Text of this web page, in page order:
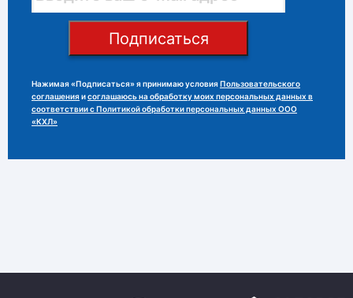
Подписаться
Нажимая «Подписаться» я принимаю условия Пользовательского
соглашения исоглашаюсь на обработку моих персональных данных в
соответствии с Политикой обработки персональных данных ООО
«КХЛ»